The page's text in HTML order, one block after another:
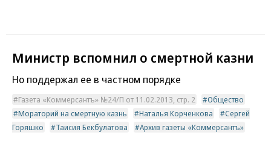
Министр вспомнил о смертной казни
Но поддержал ее в частном порядке
Газета «Коммерсантъ» №24/П от 11.02.2013, стр. 2
Общество
Мораторий на смертную казнь
Наталья Корченкова
Сергей
Горяшко
Таисия Бекбулатова Архив газеты «Коммерсантъ»